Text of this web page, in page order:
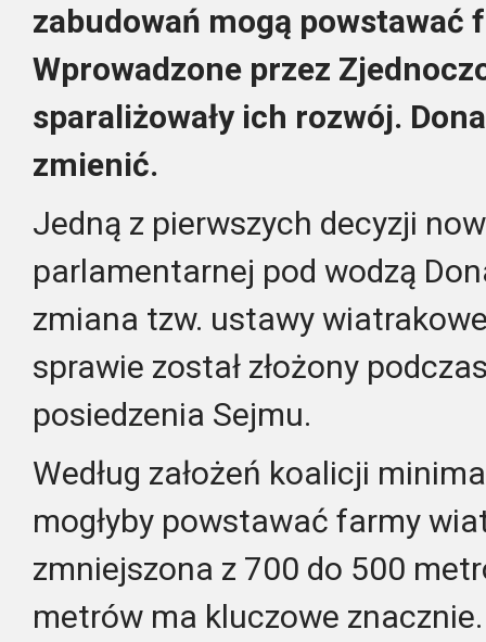
zabudowań mogą powstawać
Wprowadzone przez
sparaliżowały ich rozwój.
zmienić.
Jedną z pierwszych decyzji
parlamentarnej pod wodzą
zmiana tzw. ustawy
sprawie został złożony
posiedzenia Sejmu.
Według założeń koalicji
mogłyby powstawać farmy
zmniejszona z 700 do 500
metrów ma kluczowe znacznie.